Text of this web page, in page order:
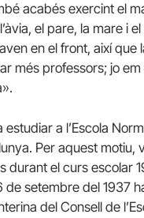
acabés exercint el
el pare, la mare i
en el front, així que
més professors; jo
estudiar a l’Escola
Per aquest motiu,
durant el curs escolar
de setembre del 1937
del Consell de